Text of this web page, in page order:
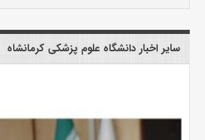
سایر اخبار دانشگاه علوم پزشکی کرمانشاه